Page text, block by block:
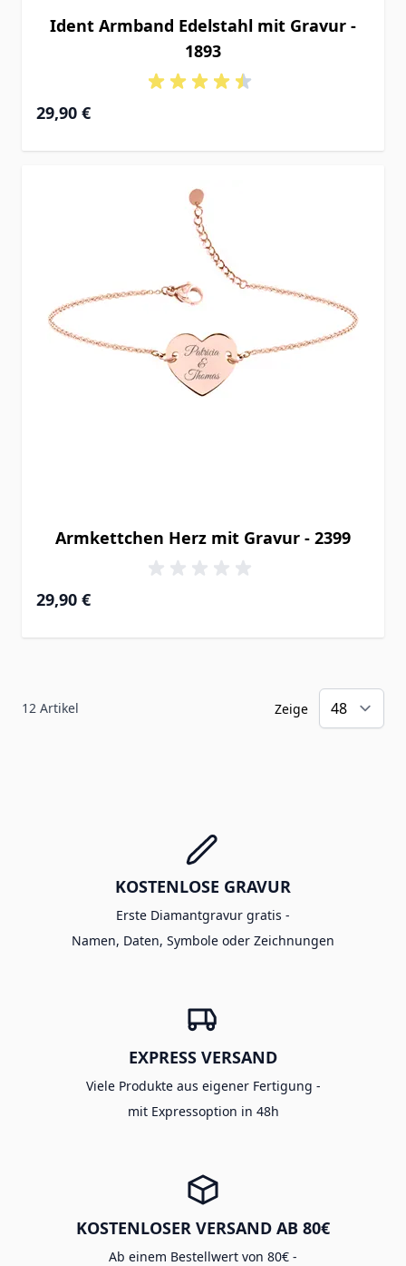
Ident Armband Edelstahl mit Gravur -
1893
29,90 €
Armkettchen Herz mit Gravur - 2399
29,90 €
12 Artikel Zeige
KOSTENLOSE GRAVUR
Erste Diamantgravur gratis -
Namen, Daten, Symbole oder Zeichnungen
EXPRESS VERSAND
Viele Produkte aus eigener Fertigung -
mit Expressoption in 48h
KOSTENLOSER VERSAND AB 80€
Ab einem Bestellwert von 80€ -